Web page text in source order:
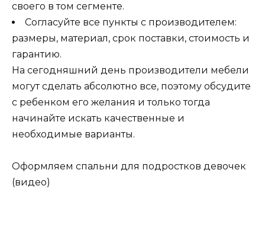
своего в том сегменте.
Согласуйте все пункты с производителем:
размеры, материал, срок поставки, стоимость и
гарантию.
На сегодняшний день производители мебели
могут сделать абсолютно все, поэтому обсудите
с ребенком его желания и только тогда
начинайте искать качественные и
необходимые варианты.
Оформляем спальни для подростков девочек
(видео)